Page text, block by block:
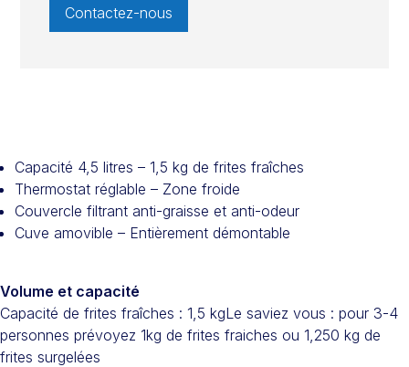
Contactez-nous
Capacité 4,5 litres – 1,5 kg de frites fraîches
Thermostat réglable – Zone froide
Couvercle filtrant anti-graisse et anti-odeur
Cuve amovible – Entièrement démontable
Volume et capacité
Capacité de frites fraîches : 1,5 kgLe saviez vous : pour 3-4
personnes prévoyez 1kg de frites fraiches ou 1,250 kg de
frites surgelées